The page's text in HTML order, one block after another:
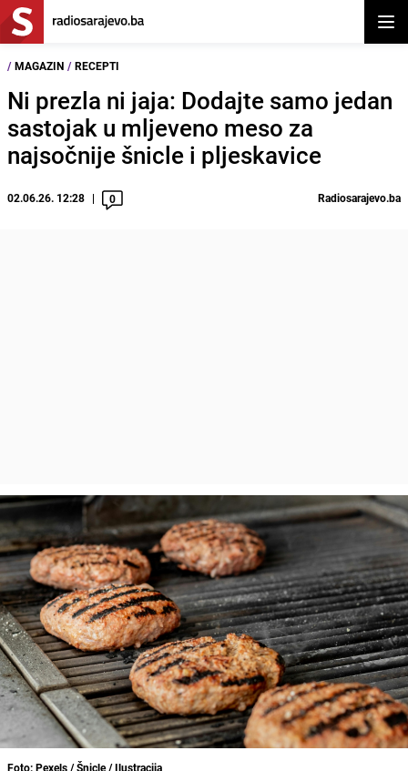
/ MAGAZIN / RECEPTI
Ni prezla ni jaja: Dodajte samo jedan
sastojak u mljeveno meso za
najsočnije šnicle i pljeskavice
02.06.26. 12:28 0 Radiosarajevo.ba
Foto: Pexels / Šnicle / Ilustracija